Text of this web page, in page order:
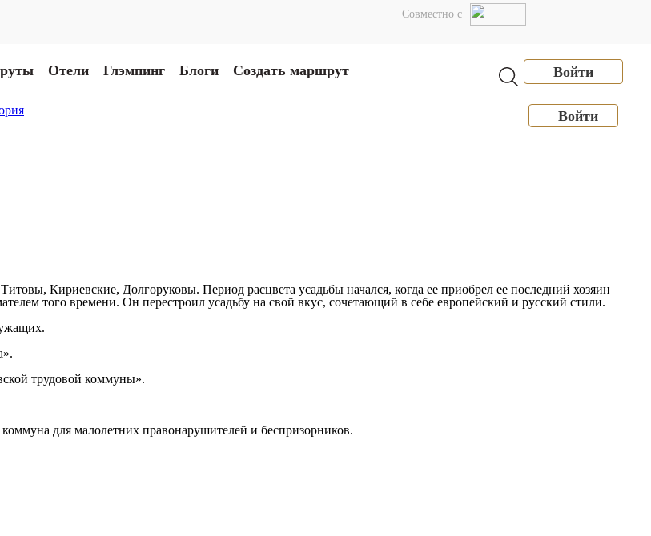
Совместно с
Отели Глэмпинг Блоги Создать маршрут
Войти
Войти
Кириевские, Долгоруковы. Период расцвета усадьбы начался, когда ее приобрел ее последний хозяин
того времени. Он перестроил усадьбу на свой вкус, сочетающий в себе европейский и русский стили.
трудовой коммуны».
для малолетних правонарушителей и беспризорников.